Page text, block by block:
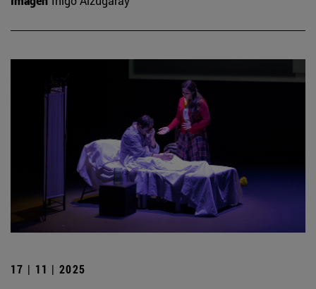
17 | 11 | 2025